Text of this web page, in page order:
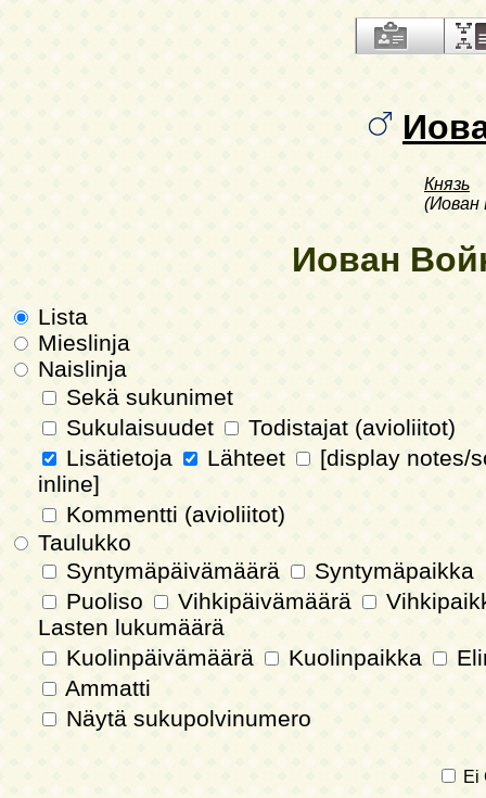
Князь
(Иован
Иован
Lista
Mieslinja
Naislinja
Sekä sukunimet
Sukulaisuudet
Todistajat (avioliitot)
Lisätietoja
Lähteet
[display notes/
inline]
Kommentti (avioliitot)
Taulukko
Syntymäpäivämäärä
Syntymäpaikka
Puoliso
Vihkipäivämäärä
Lasten lukumäärä
Kuolinpäivämäärä
Kuolinpaikka
Ammatti
Näytä sukupolvinumero
Ei